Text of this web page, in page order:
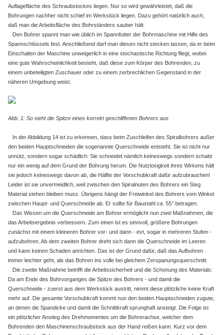
Auflagefläche des Schraubstockes liegen. Nur so wird gewährleistet, daß die
Bohrungen nachher nicht schief im Werkstück liegen. Dazu gehört natürlich auch,
daß man die Arbeitsfläche des Bohrständers sauber hält.
Den Bohrer spannt man wie üblich im Spannfutter der Bohrmaschine mit Hilfe des
Spannschlüssels fest. Anschließend darf man diesen nicht stecken lassen, da er beim
Einschalten der Maschine unweigerlich in eine stochastische Richtung fliegt, wobei
eine gute Wahrscheinlichkeit besteht, daß diese zum Körper des Bohrenden, zu
einem unbeteiligten Zuschauer oder zu einem zerbrechlichen Gegenstand in der
näheren Umgebung weist.
Abb. 1: So sieht die Spitze eines korrekt geschliffenen Bohrers aus
In der Abbildung 14 ist zu erkennen, dass beim Zuschleifen des Spiralbohrers außer
den beiden Hauptschneiden die sogenannte Querschneide entsteht. Sie ist nicht nur
unnütz, sondern sogar schädlich: Sie schneidet nämlich keineswegs sondern schabt
nur ein wenig auf dem Grund der Bohrung herum. Die Nutzlosigkeit ihres Wirkens hält
sie jedoch keineswegs davon ab, die Hälfte der Vorschubkraft dafür aufzubrauchen!
Leider ist sie unvermeidlich, weil zwischen den Spiralnuten des Bohrers ein Steg
Material stehen bleiben muss. Übrigens hängt der Freiwinkel des Bohrers vom Winkel
zwischen Haupt- und Querschneide ab. Er sollte für Baustahl ca. 55° betragen.
Das Wissen um die Querschneide am Bohrer ermöglicht nun zwei Maßnahmen, die
das Arbeitsergebnis verbessern. Zum einen ist es sinnvoll, größere Bohrungen
zunächst mit einem kleineren Bohrer vor- und dann - evt, sogar in mehreren Stufen -
aufzubohren. Ab dem zweiten Bohrer dreht sich dann die Querschneide im Leeren
und kann keinen Schaden anrichten. Das ist der Grund dafür, daß das Aufbohren
immer leichter geht, als das Bohren ins volle bei gleichem Zerspanungsquerschnitt.
Die zweite Maßnahme betrifft die Arbeitssicherheit und die Schonung des Materials:
Da am Ende des Bohrvorganges die Spitze des Bohrers - und damit die
Querschneide - zuerst aus dem Werkstück austritt, nimmt diese plötzliche keine Kraft
mehr auf. Die gesamte Vorschubkraft kommt nun den beiden Hauptschneiden zugute,
an denen die Spandicke und damit die Schnittkraft sprunghaft ansteigt. Die Folge ist
ein plötzlicher Anstieg des Drehmomentes um die Bohrerachse, welcher dem
Bohrenden den Maschinenschraubstock aus der Hand reißen kann. Kurz vor dem